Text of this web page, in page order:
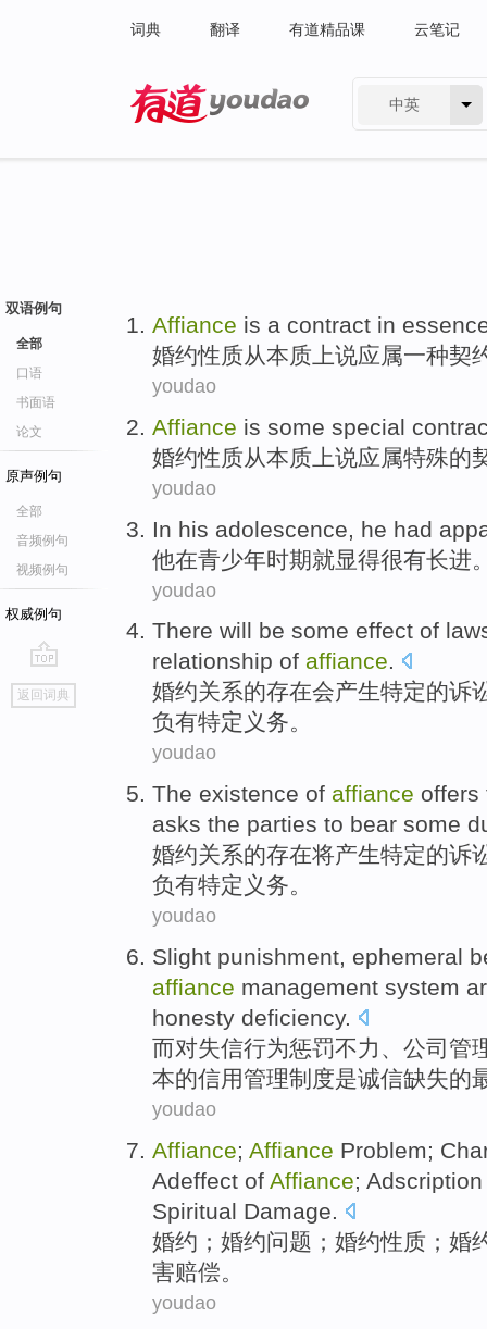
词典 翻译 有道精品课 云笔记
中英
双语例句
全部
口语
书面语
论文
原声例句
全部
音频例句
视频例句
权威例句
go
top
返回词典
Affiance is a contract in
婚约性质从本质上说应属一种契
youdao
Affiance is some special
婚约性质从本质上说应属特殊的
youdao
In his adolescence , he had
他在青少年时期就显得很有长进
youdao
There will be some effect of
relationship of affiance.
婚约关系的存在会产生特定的诉
负有特定义务。
youdao
The existence of affiance
asks the parties to bear some
婚约关系的存在将产生特定的诉
负有特定义务。
youdao
Slight punishment, ephemeral
affiance management system
honesty deficiency.
而对失信行为惩罚不力、公司管
本的信用管理制度是诚信缺失的
youdao
Affiance; Affiance Problem;
Adeffect of Affiance;
Spiritual Damage.
婚约 ；婚约问题 ；婚约性质 ；婚
害赔偿。
youdao